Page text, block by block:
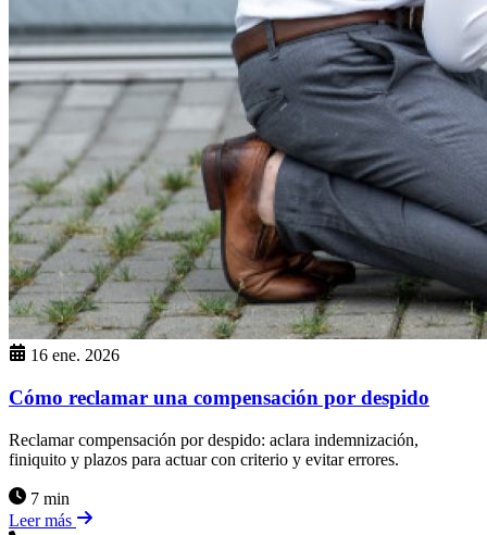
16 ene. 2026
Cómo reclamar una compensación por despido
Reclamar compensación por despido: aclara indemnización,
finiquito y plazos para actuar con criterio y evitar errores.
7 min
Leer más